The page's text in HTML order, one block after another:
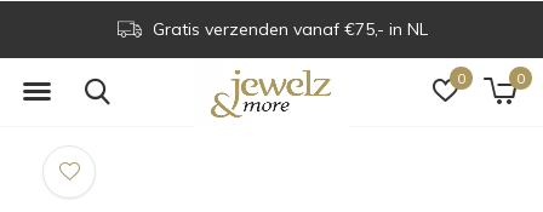
0 0
Gratis verzenden vanaf €75,- in NL